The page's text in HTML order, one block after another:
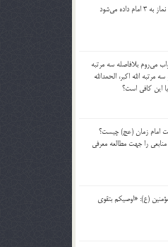
سلامي كه بعد از اتمام نماز به 3 امام داده مي‌شود
مي‌روم بلافاصله سه مرتبه
الله اكبر، الحمدالله
اين كافي است؟
امام زمان (عج) چيست؟
را جهت مطالعه معرفي
(ع): «اوصيكم بتقوي